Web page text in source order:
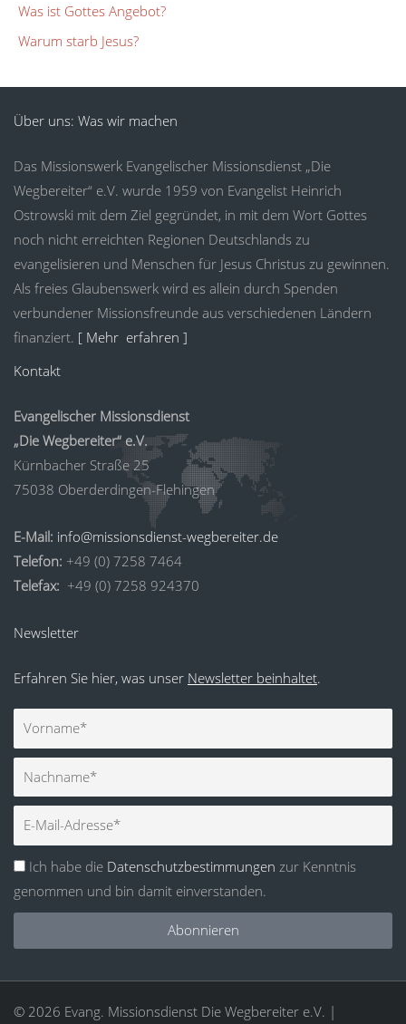
Was ist Gottes Angebot?
Warum starb Jesus?
Über uns: Was wir machen
Das Missionswerk Evangelischer Missionsdienst „Die
Wegbereiter“ e.V. wurde 1959 von Evangelist Heinrich
Ostrowski mit dem Ziel gegründet, in mit dem Wort Gottes
noch nicht erreichten Regionen Deutschlands zu
evangelisieren und Menschen für Jesus Christus zu gewinnen.
Als freies Glaubenswerk wird es allein durch Spenden
verbundener Missionsfreunde aus verschiedenen Ländern
finanziert. [ Mehr erfahren ]
Kontakt
Evangelischer Missionsdienst
„Die Wegbereiter“ e.V.
Kürnbacher Straße 25
75038 Oberderdingen-Flehingen
E-Mail: info@missionsdienst-wegbereiter.de
Telefon: +49 (0) 7258 7464
Telefax: +49 (0) 7258 924370
Newsletter
Erfahren Sie hier, was unser Newsletter beinhaltet.
Vorname
Nachname
Mail
Ich habe die Datenschutzbestimmungen zur Kenntnis
genommen und bin damit einverstanden.
Abonnieren
© 2026 Evang. Missionsdienst Die Wegbereiter e.V. |